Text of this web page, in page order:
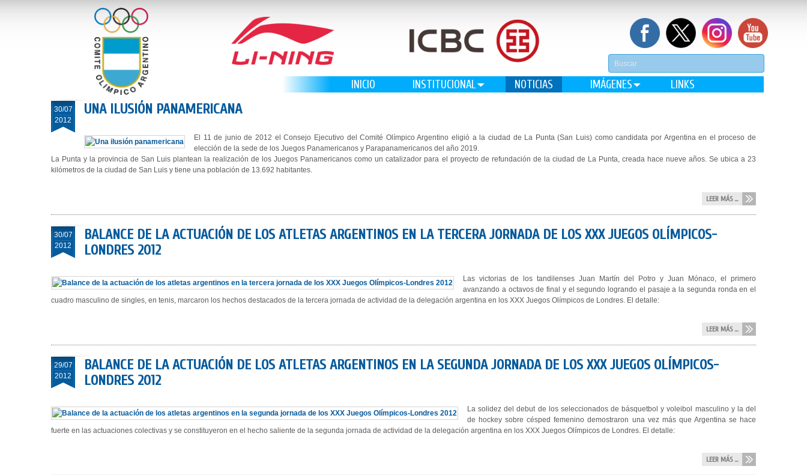
INICIO INSTITUCIONAL NOTICIAS IMÁGENES LINKS
30/07
2012
UNA ILUSIÓN PANAMERICANA
El 11 de junio de 2012 el Consejo Ejecutivo del Comité Olímpico Argentino eligió a la ciudad de La Punta (San Luis) como candidata por Argentina en el proceso de
elección de la sede de los Juegos Panamericanos y Parapanamericanos del año 2019.
La Punta y la provincia de San Luis plantean la realización de los Juegos Panamericanos como un catalizador para el proyecto de refundación de la ciudad de La Punta, creada hace nueve años. Se ubica a 23
kilómetros de la ciudad de San Luis y tiene una población de 13.692 habitantes.
LEER MÁS ...
30/07
2012
BALANCE DE LA ACTUACIÓN DE LOS ATLETAS ARGENTINOS EN LA TERCERA JORNADA DE LOS XXX JUEGOS OLÍMPICOS-
LONDRES 2012
Las victorias de los tandilenses Juan Martín del Potro y Juan Mónaco, el primero
avanzando a octavos de final y el segundo logrando el pasaje a la segunda ronda en el
cuadro masculino de singles, en tenis, marcaron los hechos destacados de la tercera jornada de actividad de la delegación argentina en los XXX Juegos Olímpicos de Londres. El detalle:
LEER MÁS ...
29/07
2012
BALANCE DE LA ACTUACIÓN DE LOS ATLETAS ARGENTINOS EN LA SEGUNDA JORNADA DE LOS XXX JUEGOS OLÍMPICOS-
LONDRES 2012
La solidez del debut de los seleccionados de básquetbol y voleibol masculino y la del
de hockey sobre césped femenino demostraron una vez más que Argentina se hace
fuerte en las actuaciones colectivas y se constituyeron en el hecho saliente de la segunda jornada de actividad de la delegación argentina en los XXX Juegos Olímpicos de Londres. El detalle:
LEER MÁS ...